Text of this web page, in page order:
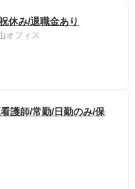
休み/退職金あり
オフィス
護師/常勤/日勤のみ/保